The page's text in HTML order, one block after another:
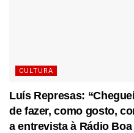
CULTURA
Luís Represas:
de fazer, como gosto,
a entrevista à Rádio